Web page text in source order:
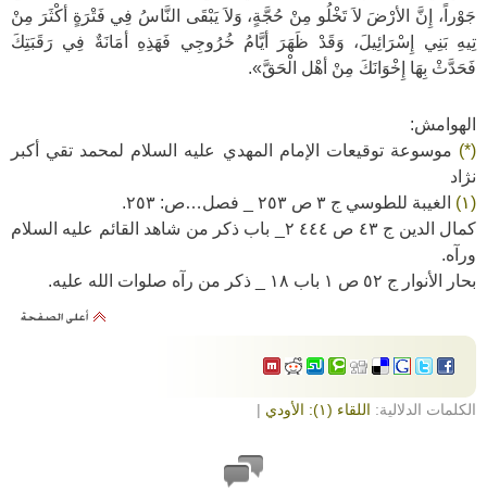
جَوْراً، إِنَّ الأرْضَ لاَ تَخْلُو مِنْ حُجَّةٍ، وَلاَ يَبْقَى النَّاسُ فِي فَتْرَةٍ أكْثَرَ مِنْ
تِيهِ بَنِي إِسْرَائِيلَ، وَقَدْ ظَهَرَ أيَّامُ خُرُوجِي فَهَذِهِ أمَانَةٌ فِي رَقَبَتِكَ
فَحَدَّثْ بِهَا إِخْوَانَكَ مِنْ أهْل الْحَقَّ».
الهوامش:
(*) موسوعة توقيعات الإمام المهدي عليه السلام لمحمد تقي أكبر
نژاد
(١)
الغيبة للطوسي ج ٣ ص ٢٥٣ _ فصل…ص: ٢٥٣.
كمال الدين ج ٤٣ ص ٤٤٤ ٢_ باب ذكر من شاهد القائم عليه السلام
ورآه.
بحار الأنوار ج ٥٢ ص ١ باب ١٨ _ ذكر من رآه صلوات الله عليه.
الكلمات الدلالية: اللقاء (١): الأودي |